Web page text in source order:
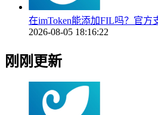
在imToken能添加FIL吗？官方
2026-08-05 18:16:22
刚刚更新